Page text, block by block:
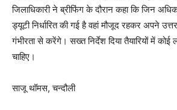
जिलाधिकारी ने ब्रीफिंग के दौरान कहा कि जिन
ड्यूटी निर्धारित की गई है वहां मौजूद रहकर अपने
गंभीरता से करेंगे। सख्त निर्देश दिया तैयारियों में कोई
चाहिए।
साजू थॉमस, चन्दौली